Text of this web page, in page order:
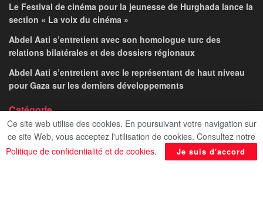
Le Festival de cinéma pour la jeunesse de Hurghada lance la
section « La voix du cinéma »
Abdel Aati s’entretient avec son homologue turc des
relations bilatérales et des dossiers régionaux
Abdel Aati s’entretient avec le représentant de haut niveau
pour Gaza sur les derniers développements
Catégorie
Ce site web utilise des cookies. En poursuivant votre navigation sur
ce site Web, vous acceptez l'utilisation de cookies. Consultez notre
Politique de confidentialité et de cookies. Je suis d'accord